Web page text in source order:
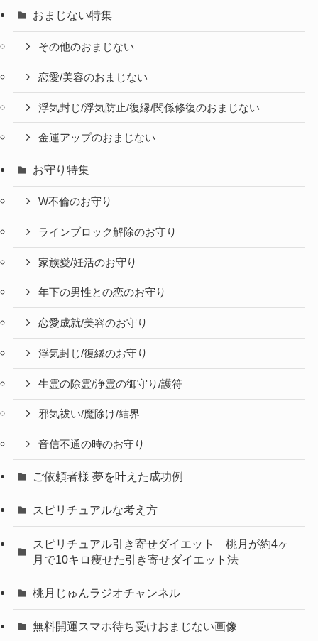
おまじない特集
その他のおまじない
恋愛/美容のおまじない
浮気封じ/浮気防止/復縁/関係修復のおまじない
金運アップのおまじない
お守り特集
W不倫のお守り
ラインブロック解除のお守り
家族愛/妊活のお守り
年下の男性との恋のお守り
恋愛成就/美容のお守り
浮気封じ/復縁のお守り
生霊の除霊/浄霊の御守り/護符
邪気祓い/魔除け/結界
音信不通の時のお守り
ご依頼者様 夢を叶えた成功例
スピリチュアルな考え方
スピリチュアル引き寄せダイエット 桃月が約4ヶ
月で10キロ痩せた引き寄せダイエット法
桃月じゅんラジオチャンネル
無料開運スマホ待ち受けおまじない画像